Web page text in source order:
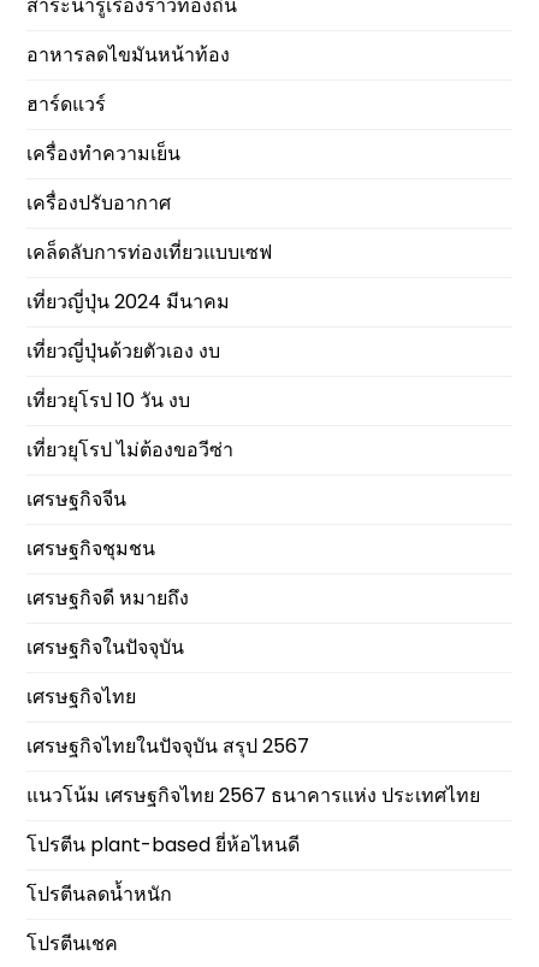
อาหารลดไขมันหน้าท้อง
ฮาร์ดแวร์
เครื่องทำความเย็น
เครื่องปรับอากาศ
เคล็ดลับการท่องเที่ยวแบบเซฟ
เที่ยวญี่ปุ่น 2024 มีนาคม
เที่ยวญี่ปุ่นด้วยตัวเอง งบ
เที่ยวยุโรป 10 วัน งบ
เที่ยวยุโรป ไม่ต้องขอวีซ่า
เศรษฐกิจจีน
เศรษฐกิจชุมชน
เศรษฐกิจดี หมายถึง
เศรษฐกิจในปัจจุบัน
เศรษฐกิจไทย
เศรษฐกิจไทยในปัจจุบัน สรุป 2567
แนวโน้ม เศรษฐกิจไทย 2567 ธนาคารแห่ง ประเทศไทย
โปรตีน plant-based ยี่ห้อไหนดี
โปรตีนลดน้ำหนัก
โปรตีนเชค